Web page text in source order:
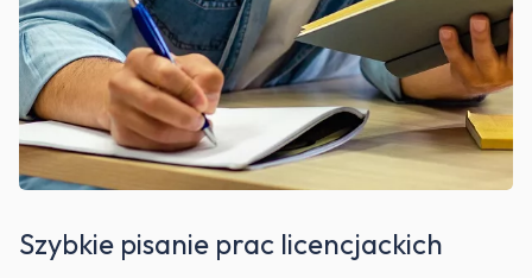
Szybkie pisanie prac licencjackich